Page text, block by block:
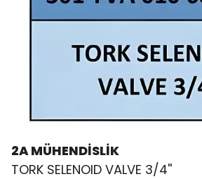
2A MÜHENDİSLİK
TORK SELENOID VALVE 3/4''